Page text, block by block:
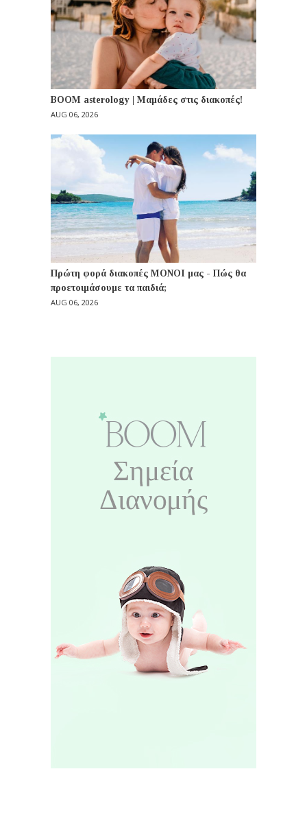
BOOM asterology | Μαμάδες στις διακοπές!
AUG 06, 2026
Πρώτη φορά διακοπές ΜΟΝΟΙ μας - Πώς θα
προετοιμάσουμε τα παιδιά;
AUG 06, 2026